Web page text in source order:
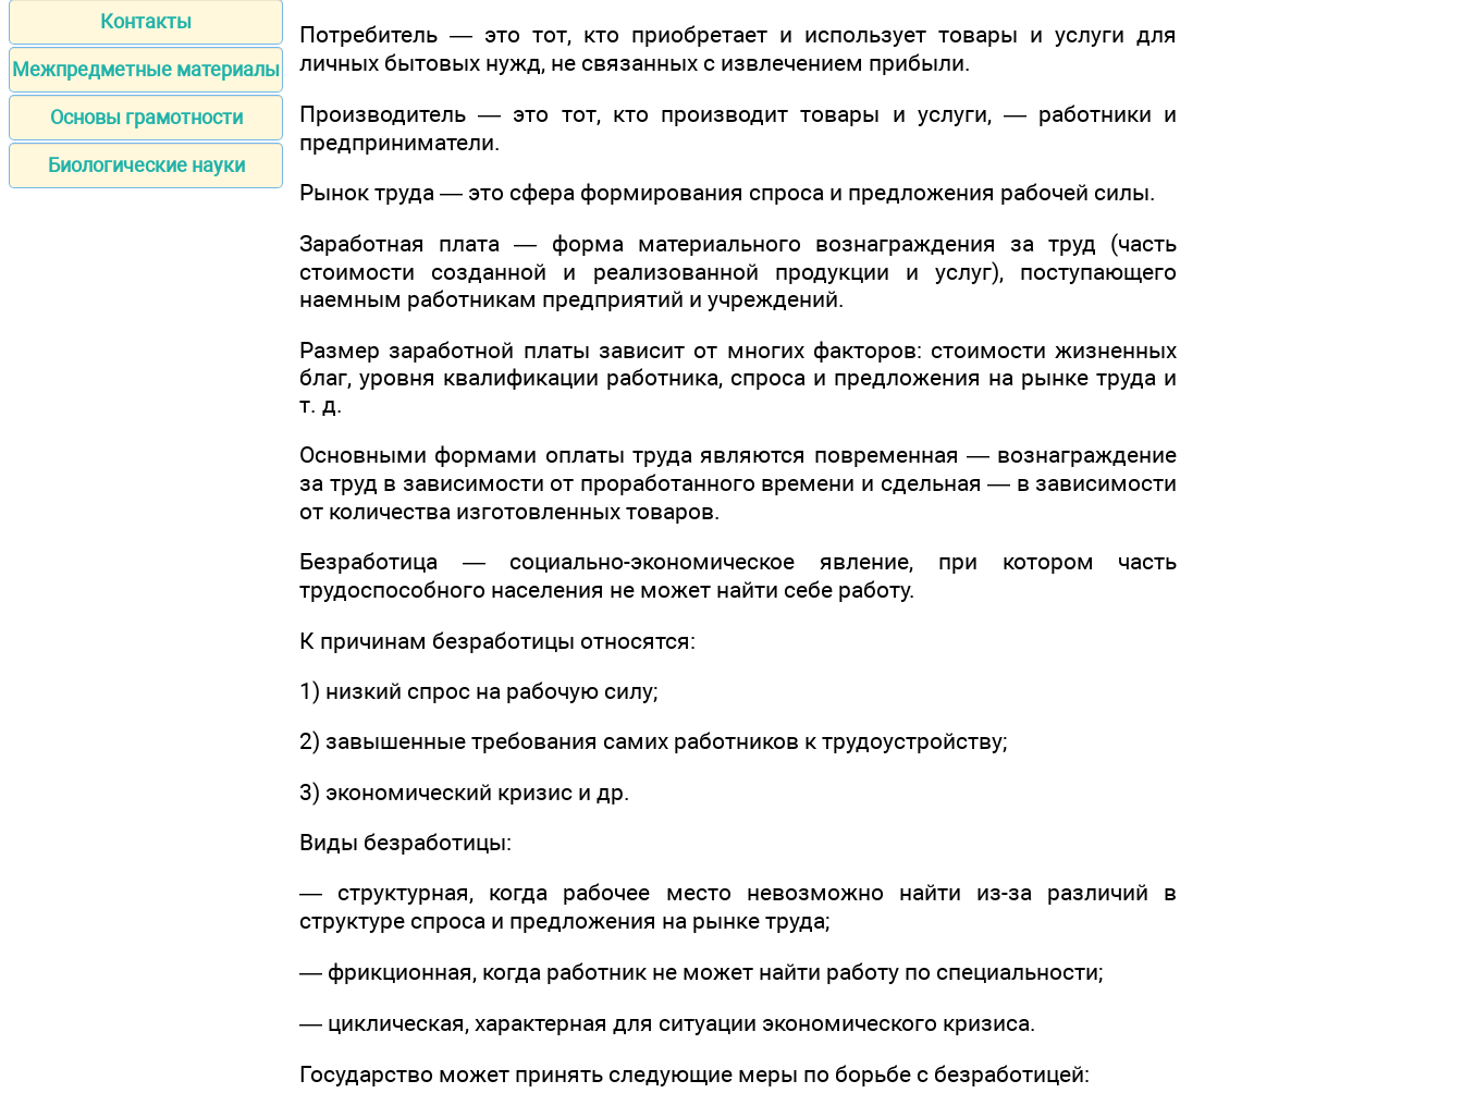
Контакты
Межпредметные материалы
Основы грамотности
Биологические науки
Потребитель — это тот, кто приобретает и использует товары и услуги для
личных бытовых нужд, не связанных с извлечением прибыли.
Производитель — это тот, кто производит товары и услуги, — работники и
предприниматели.
Рынок труда — это сфера формирования спроса и предложения рабочей силы.
Заработная плата — форма материального вознаграждения за труд (часть
стоимости созданной и реализованной продукции и услуг), поступающего
наемным работникам предприятий и учреждений.
Размер заработной платы зависит от многих факторов: стоимости жизненных
благ, уровня квалификации работника, спроса и предложения на рынке труда и
т. д.
Основными формами оплаты труда являются повременная — вознаграждение
за труд в зависимости от проработанного времени и сдельная — в зависимости
от количества изготовленных товаров.
Безработица — социально-экономическое явление, при котором часть
трудоспособного населения не может найти себе работу.
К причинам безработицы относятся:
1) низкий спрос на рабочую силу;
2) завышенные требования самих работников к трудоустройству;
3) экономический кризис и др.
Виды безработицы:
— структурная, когда рабочее место невозможно найти из-за различий в
структуре спроса и предложения на рынке труда;
— фрикционная, когда работник не может найти работу по специальности;
— циклическая, характерная для ситуации экономического кризиса.
Государство может принять следующие меры по борьбе с безработицей: